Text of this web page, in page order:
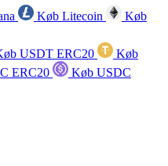
Køb Litecoin
Køb
USDT ERC20
Køb
ERC20
Køb USDC